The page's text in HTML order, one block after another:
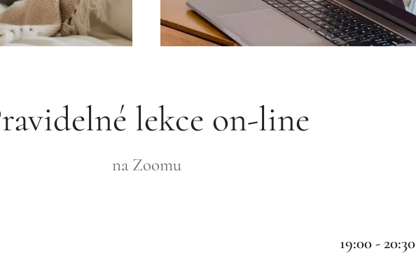
lekce on-line
na Zoomu
19:00 - 20:30